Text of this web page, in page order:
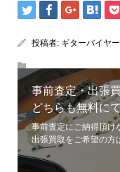
投稿者: ギターバイヤー
事前査定・出張
どちらも無料に
事前査定にご納得頂け
出張買取をご希望の方